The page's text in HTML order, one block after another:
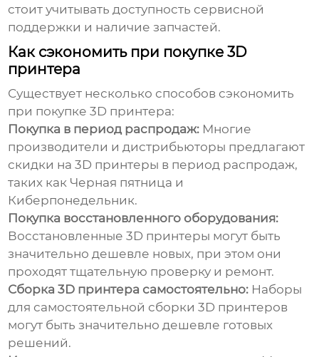
стоит учитывать доступность сервисной
поддержки и наличие запчастей.
Как сэкономить при покупке 3D
принтера
Существует несколько способов сэкономить
при покупке 3D принтера:
Покупка в период распродаж: Многие
производители и дистрибьюторы предлагают
скидки на 3D принтеры в период распродаж,
таких как Черная пятница и
Киберпонедельник.
Покупка восстановленного оборудования:
Восстановленные 3D принтеры могут быть
значительно дешевле новых, при этом они
проходят тщательную проверку и ремонт.
Сборка 3D принтера самостоятельно: Наборы
для самостоятельной сборки 3D принтеров
могут быть значительно дешевле готовых
решений.